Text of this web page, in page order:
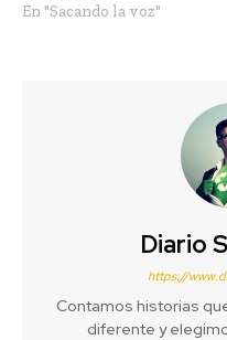
En "Sacando la voz"
Diario
https://
Contamos historias
diferente y